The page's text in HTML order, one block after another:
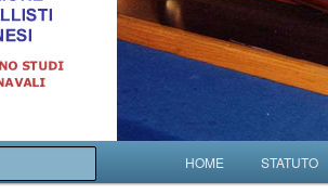
studi e ricerche navali
Menu principale
VAI AL
VAI AL
HOME STATUTO